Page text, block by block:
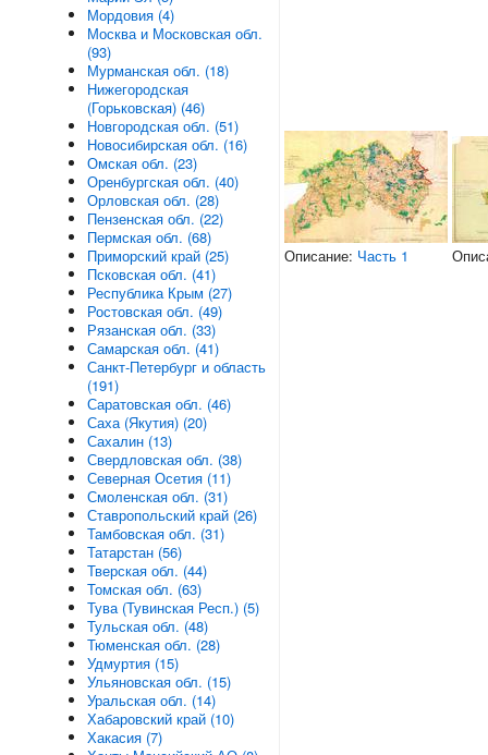
Описание: Часть 1
Мордовия (4)
Москва и Московская обл.
(93)
Мурманская обл. (18)
Нижегородская
(Горьковская) (46)
Новгородская обл. (51)
Новосибирская обл. (16)
Омская обл. (23)
Оренбургская обл. (40)
Орловская обл. (28)
Пензенская обл. (22)
Пермская обл. (68)
Приморский край (25)
Псковская обл. (41)
Республика Крым (27)
Ростовская обл. (49)
Рязанская обл. (33)
Самарская обл. (41)
Санкт-Петербург и область
(191)
Саратовская обл. (46)
Саха (Якутия) (20)
Сахалин (13)
Свердловская обл. (38)
Северная Осетия (11)
Смоленская обл. (31)
Ставропольский край (26)
Тамбовская обл. (31)
Татарстан (56)
Тверская обл. (44)
Томская обл. (63)
Тува (Тувинская Респ.) (5)
Тульская обл. (48)
Тюменская обл. (28)
Удмуртия (15)
Ульяновская обл. (15)
Уральская обл. (14)
Хабаровский край (10)
Хакасия (7)